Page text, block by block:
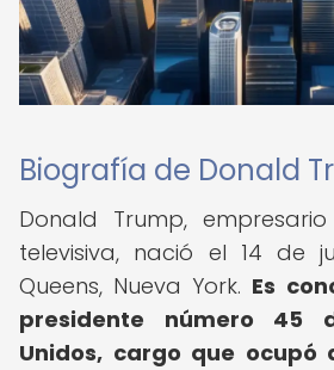
Biografía de Donald
Donald Trump,
televisiva, nació el 14 de
Queens, Nueva York. Es
presidente número 45
Unidos, cargo que ocupó